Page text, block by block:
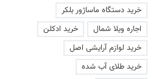
خرید دستگاه ماساژور بلکر
اجاره ویلا شمال
خرید ادکلن
خرید لوازم آرایشی اصل
خرید طلای آب شده